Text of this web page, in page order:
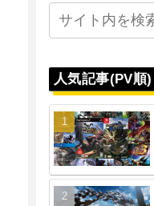
人気記事(PV順)